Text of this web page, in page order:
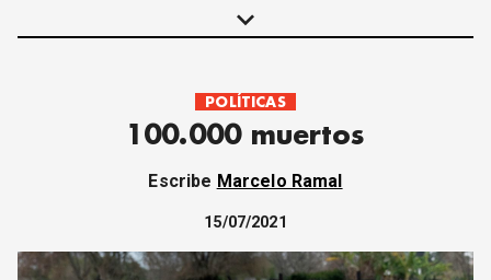
keyboard_arrow_down
POLÍTICAS
INTERNACIONALES
MUJER
ECONOMÍA
SOCIEDAD Y CULTURA
POLÍTICAS
100.000 muertos
Escribe Marcelo Ramal
15/07/2021